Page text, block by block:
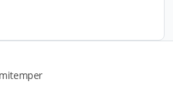
Download